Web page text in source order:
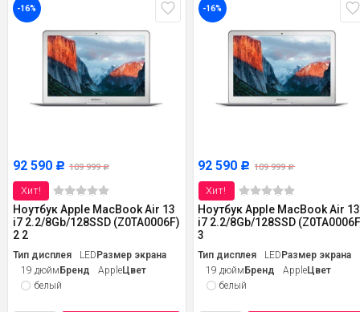
-16%
92 590 Р 109 999Р
Хит!
Ноутбук Apple MacBook Air 13
i7 2.2/8Gb/128SSD (Z0TA0006F)
2 2
Тип дисплея LEDРазмер экрана
19 дюймБренд AppleЦвет
белый
-16%
92 590 Р 109 999Р
Хит!
Ноутбук Apple MacBook Air 13
i7 2.2/8Gb/128SSD
3
Тип дисплея LEDРазмер экрана
19 дюймБренд AppleЦвет
белый